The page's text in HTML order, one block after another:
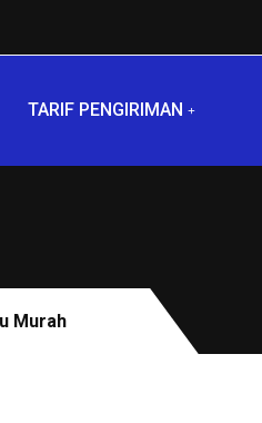
TARIF PENGIRIMAN
Murah